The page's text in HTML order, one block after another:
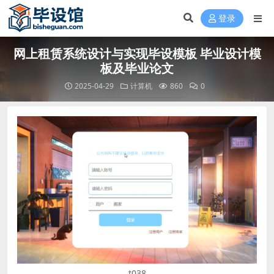
登录
网上租赁系统设计与实现毕设模板 毕业设计模
板及毕业论文
2025-04-29 计算机 860 0